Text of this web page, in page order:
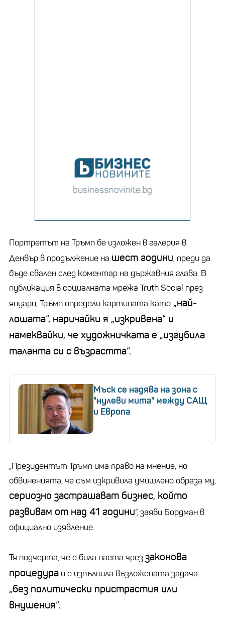
Портретът на Тръмп бе изложен в галерия в
Денвър в продължение на шест години, преди да
бъде свален след коментар на държавния глава. В
публикация в социалната мрежа Truth Social през
януари, Тръмп определи картината като „най-
лошата“, наричайки я „изкривена“ и
намеквайки, че художничката е „изгубила
таланта си с възрастта“.
Мъск се надява на зона с
"нулеви мита" между САЩ
и Европа
„Президентът Тръмп има право на мнение, но
обвиненията, че съм изкривила умишлено образа му,
сериозно застрашават бизнес, който
развивам от над 41 години“, заяви Бордман в
официално изявление.
Тя подчерта, че е била наета чреззаконова
процедура и е изпълнила възложената задача
„без политически пристрастия или
внушения“.